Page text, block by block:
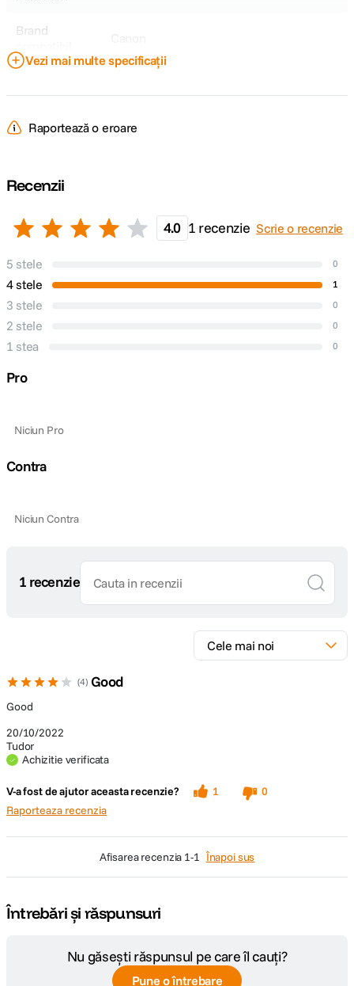
Brand
Acumulator
Model
DETALII PRODUCATOR
Cod producator 1211
Vezi mai multe specificații
Raportează o eroare
Recenzii
4.0 1 recenzie Scrie o recenzie
5 stele 0
4 stele 1
3 stele 0
2 stele 0
1 stea 0
Pro
Niciun Pro
Contra
Niciun Contra
1 recenzie
4 Good
20/10/2022
Tudor
Achizitie verificata
Good
V-a fost de ajutor aceasta recenzie? 1
0
Raporteaza recenzia
afisarea recenzia 1-1 Înapoi sus
Întrebări și răspunsuri
Nu găsești răspunsul pe care îl cauți?
Pune o întrebare